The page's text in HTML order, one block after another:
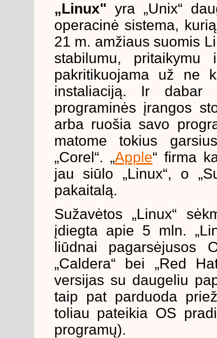
„Linux" yra „Unix“
operacinė sistema,
21 m. amžiaus suomis
stabilumu, pritaikymu
pakritikuojama už ne
instaliaciją. Ir
programinės įrangos
arba ruošia savo
matome tokius
„Corel“. „Apple“ firma
jau siūlo „Linux“, o
pakaitalą.
Sužavėtos „Linux“
įdiegta apie 5 mln.
liūdnai pagarsėjusos
„Caldera“ bei „Red
versijas su daugeliu
taip pat parduoda
toliau pateikia OS
programų).